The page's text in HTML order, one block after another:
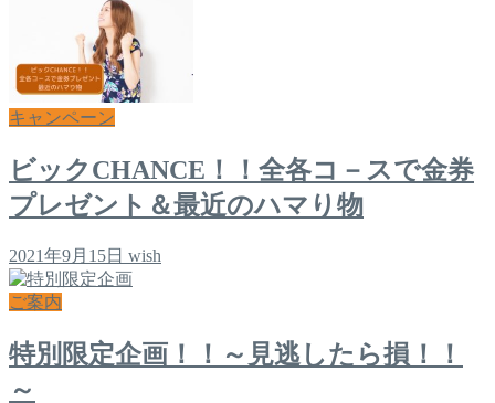
キャンペーン
ビックCHANCE！！全各コ－スで金券
プレゼント＆最近のハマり物
2021年9月15日 wish
ご案内
特別限定企画！！～見逃したら損！！
～